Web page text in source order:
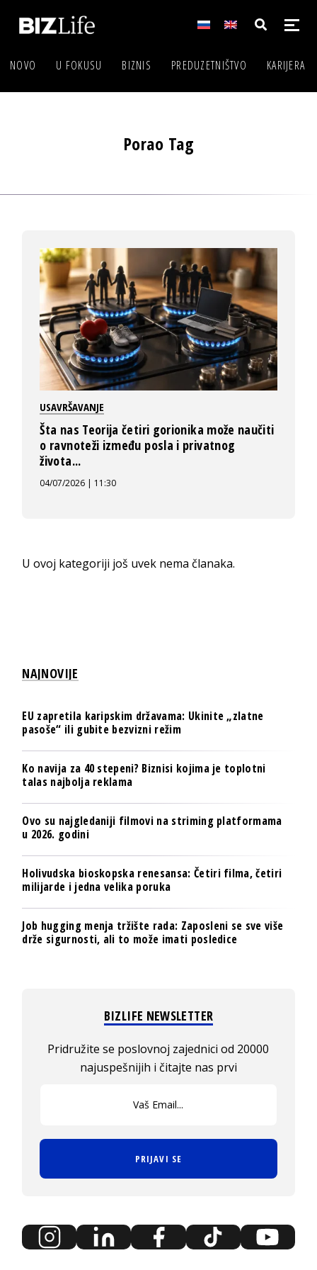
NOVO U FOKUSU BIZNIS PREDUZETNIŠTVO KARIJERA
Porao Tag
USAVRŠAVANJE
Šta nas Teorija četiri gorionika može naučiti
o ravnoteži između posla i privatnog
života...
04/07/2026 | 11:30
U ovoj kategoriji još uvek nema članaka.
NAJNOVIJE
EU zapretila karipskim državama: Ukinite „zlatne
pasoše“ ili gubite bezvizni režim
Ko navija za 40 stepeni? Biznisi kojima je toplotni
talas najbolja reklama
Ovo su najgledaniji filmovi na striming platformama
u 2026. godini
Holivudska bioskopska renesansa: Četiri filma, četiri
milijarde i jedna velika poruka
Job hugging menja tržište rada: Zaposleni se sve više
drže sigurnosti, ali to može imati posledice
BIZLIFE NEWSLETTER
Pridružite se poslovnoj zajednici od 20000
najuspešnijih i čitajte nas prvi
PRIJAVI SE